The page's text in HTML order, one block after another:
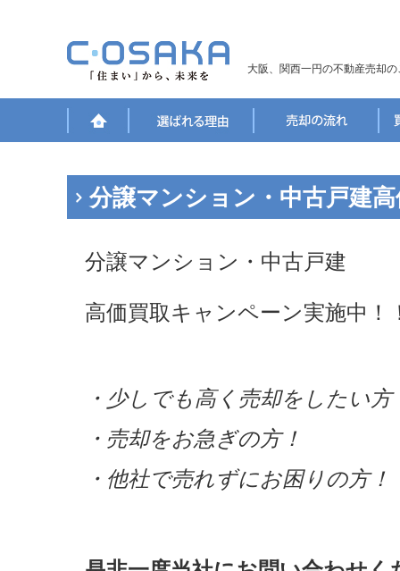
大阪、関西一円の不動産売却
分譲マンション・中古戸建
分譲マンション・中古戸建
高価買取キャンペーン実施中！
・少しでも高く売却をしたい方
・売却をお急ぎの方！
・他社で売れずにお困りの方